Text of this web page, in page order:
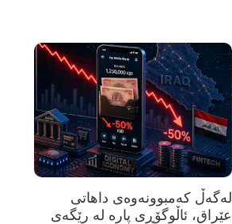
لەگەڵ کەمبوونەوەی داهاتی
عێراق، ئاڵوگۆڕی پارە لە رێگەی